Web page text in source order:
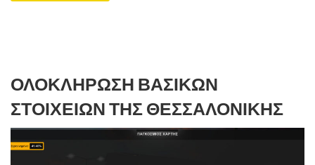
ΟΛΟΚΛΉΡΩΣΗ ΒΑΣΙΚΏΝ
ΣΤΟΙΧΕΊΩΝ ΤΗΣ ΘΕΣΣΑΛΟΝΊΚΗΣ